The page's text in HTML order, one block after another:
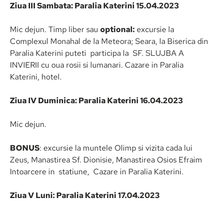
Ziua III Sambata: Paralia Katerini 15.04.2023
Mic dejun. Timp liber sau optional: excursie la
Complexul Monahal de la Meteora; Seara, la Biserica din
Paralia Katerini puteti participa la SF. SLUJBA A
INVIERII cu oua rosii si lumanari. Cazare in Paralia
Katerini, hotel.
Ziua IV Duminica: Paralia Katerini 16.04.2023
Mic dejun.
BONUS: excursie la muntele Olimp si vizita cada lui
Zeus, Manastirea Sf. Dionisie, Manastirea Osios Efraim
Intoarcere in statiune, Cazare in Paralia Katerini.
Ziua V Luni: Paralia Katerini 17.04.2023